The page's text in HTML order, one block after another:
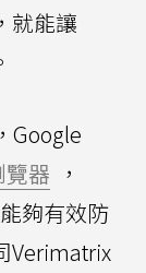
就能讓
Google
覽器 ，
夠有效防
Verimatrix